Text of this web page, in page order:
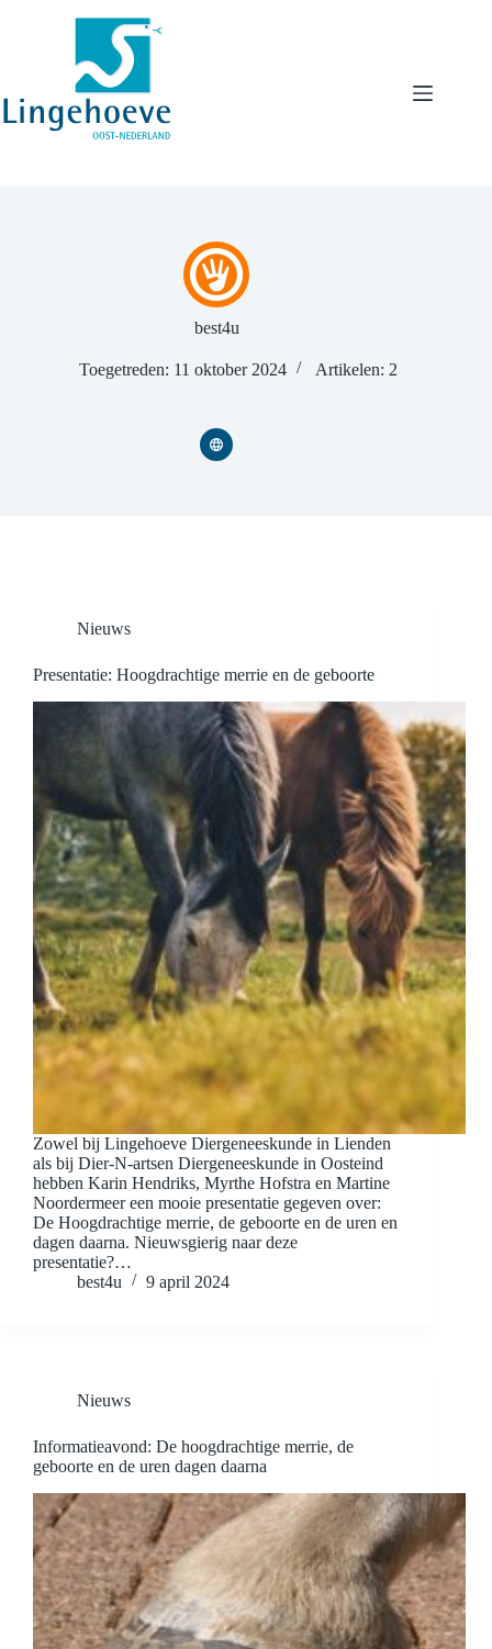
best4u
Toegetreden: 11 oktober 2024 Artikelen: 2
Nieuws
Presentatie: Hoogdrachtige merrie en de geboorte
Zowel bij Lingehoeve Diergeneeskunde in Lienden
als bij Dier-N-artsen Diergeneeskunde in Oosteind
hebben Karin Hendriks, Myrthe Hofstra en Martine
Noordermeer een mooie presentatie gegeven over:
De Hoogdrachtige merrie, de geboorte en de uren en
dagen daarna. Nieuwsgierig naar deze
presentatie?…
best4u
9 april 2024
Nieuws
Informatieavond: De hoogdrachtige merrie, de
geboorte en de uren dagen daarna